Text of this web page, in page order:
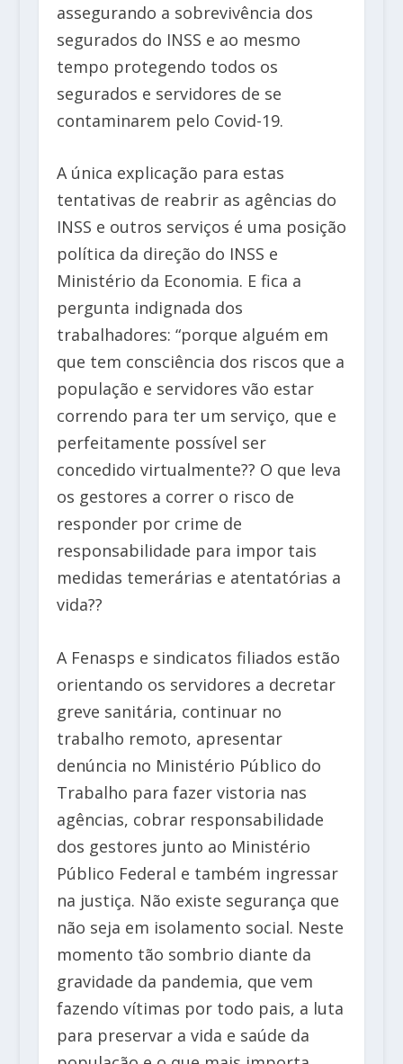
assegurando a sobrevivência dos
segurados do INSS e ao mesmo
tempo protegendo todos os
segurados e servidores de se
contaminarem pelo Covid-19.
A única explicação para estas
tentativas de reabrir as agências do
INSS e outros serviços é uma posição
política da direção do INSS e
Ministério da Economia. E fica a
pergunta indignada dos
trabalhadores: “porque alguém em
que tem consciência dos riscos que a
população e servidores vão estar
correndo para ter um serviço, que e
perfeitamente possível ser
concedido virtualmente?? O que leva
os gestores a correr o risco de
responder por crime de
responsabilidade para impor tais
medidas temerárias e atentatórias a
vida??
A Fenasps e sindicatos filiados estão
orientando os servidores a decretar
greve sanitária, continuar no
trabalho remoto, apresentar
denúncia no Ministério Público do
Trabalho para fazer vistoria nas
agências, cobrar responsabilidade
dos gestores junto ao Ministério
Público Federal e também ingressar
na justiça. Não existe segurança que
não seja em isolamento social. Neste
momento tão sombrio diante da
gravidade da pandemia, que vem
fazendo vítimas por todo pais, a luta
para preservar a vida e saúde da